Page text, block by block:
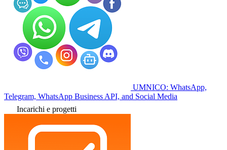
UMNICO: WhatsApp,
Telegram, WhatsApp Business API, and Social Media
Incarichi e progetti